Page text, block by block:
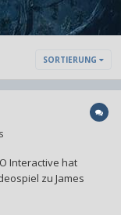
SORTIERUNG
Interactive hat
zu James
das 2026 für